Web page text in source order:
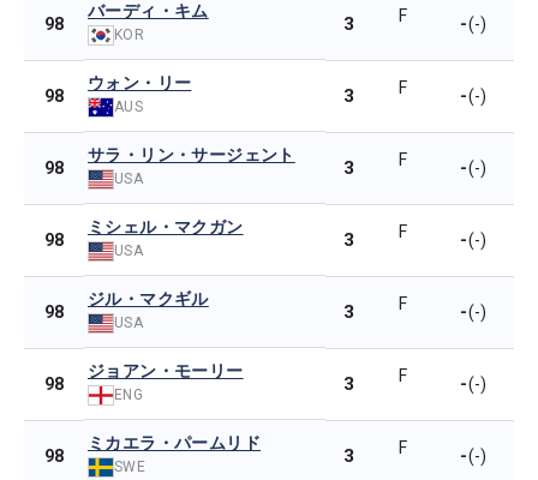
98
バーディ・キム
KOR 3 F -(-)
98
ウォン・リー
AUS 3 F -(-)
98
サラ・リン・サージェント
USA 3 F -(-)
98
ミシェル・マクガン
USA 3 F -(-)
98
ジル・マクギル
USA 3 F -(-)
98
ジョアン・モーリー
ENG 3 F -(-)
98
ミカエラ・パームリド
SWE 3 F -(-)